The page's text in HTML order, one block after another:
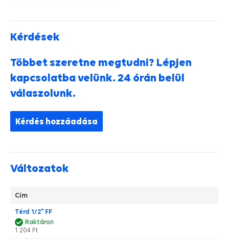
Kérdések
Többet szeretne megtudni? Lépjen
kapcsolatba velünk. 24 órán belül
válaszolunk.
Kérdés hozzáadása
Változatok
Cím
Térd 1/2" FF
Raktáron
1 204 Ft